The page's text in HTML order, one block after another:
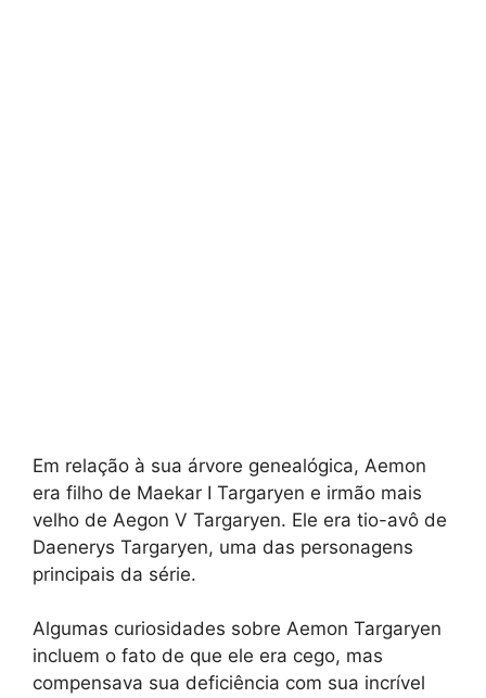
Em relação à sua árvore genealógica, Aemon
era filho de Maekar I Targaryen e irmão mais
velho de Aegon V Targaryen. Ele era tio-avô de
Daenerys Targaryen, uma das personagens
principais da série.
Algumas curiosidades sobre Aemon Targaryen
incluem o fato de que ele era cego, mas
compensava sua deficiência com sua incrível